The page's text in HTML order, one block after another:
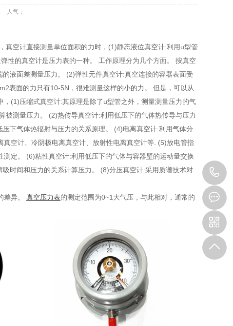
人气：
真空计直接测量单位面积的力时，(1)静态液位真空计:利用u型管
性的真空计是压力表的一种。 工作原理分为几个方面。 按真空
液面差测量压力。 (2)弹性元件真空计:真空连接的容器表面受
表面的力只有10-5N，很难测量这样的小的力。 但是，可以从
(1)压缩式真空计:其原理是除了u型管之外，测量测量压力的气
测量压力。 (2)热传导真空计:利用低压下的气体热传导与压力
下气体热辐射与压力的关系原理。 (4)电离真空计:利用气体分
空计、冷阴极电离真空计、放射性电离真空计等. (5)放电管指
定。 (6)粘性真空计:利用低压下的气体与容器壁的运动量交换
时间和压力的关系计算压力。 (8)分压真空计:采用质谱技术对
差异。 真空压力表的测定范围为0~1大气压，与此相对，通常的